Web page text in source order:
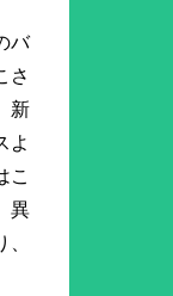
バ
さ
新
よ
こ
異